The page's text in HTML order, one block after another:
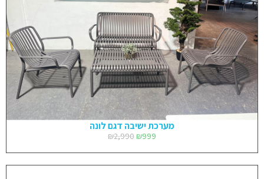
מערכת ישיבה דגם לונה
₪2,990 ₪999